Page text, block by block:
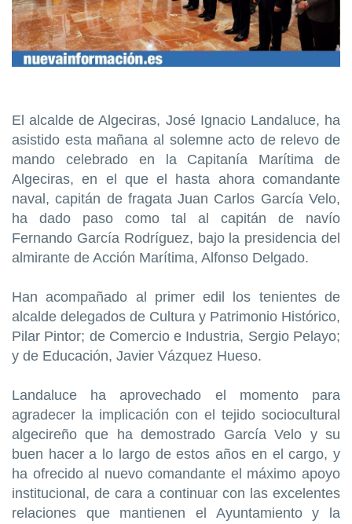
El alcalde de Algeciras, José Ignacio Landaluce, ha
asistido esta mañana al solemne acto de relevo de
mando celebrado en la Capitanía Marítima de
Algeciras, en el que el hasta ahora comandante
naval, capitán de fragata Juan Carlos García Velo,
ha dado paso como tal al capitán de navío
Fernando García Rodríguez, bajo la presidencia del
almirante de Acción Marítima, Alfonso Delgado.
Han acompañado al primer edil los tenientes de
alcalde delegados de Cultura y Patrimonio Histórico,
Pilar Pintor; de Comercio e Industria, Sergio Pelayo;
y de Educación, Javier Vázquez Hueso.
Landaluce ha aprovechado el momento para
agradecer la implicación con el tejido sociocultural
algecireño que ha demostrado García Velo y su
buen hacer a lo largo de estos años en el cargo, y
ha ofrecido al nuevo comandante el máximo apoyo
institucional, de cara a continuar con las excelentes
relaciones que mantienen el Ayuntamiento y la